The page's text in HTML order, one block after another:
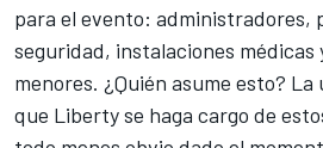
para el evento: administradores,
seguridad, instalaciones médicas
menores. ¿Quién asume esto?
que Liberty se haga cargo de